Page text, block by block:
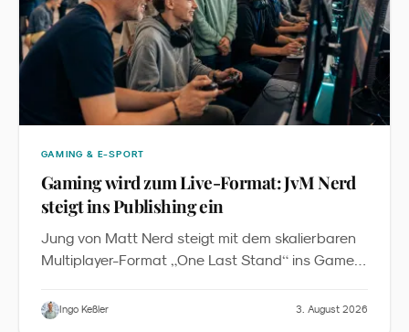
GAMING & E-SPORT
Gaming wird zum Live-Format: JvM Nerd
steigt ins Publishing ein
Jung von Matt Nerd steigt mit dem skalierbaren
Multiplayer-Format „One Last Stand“ ins Game-
Einstiegshürde für Markenaktivierungen in Roblox
Ingo Keßler 3. August 2026